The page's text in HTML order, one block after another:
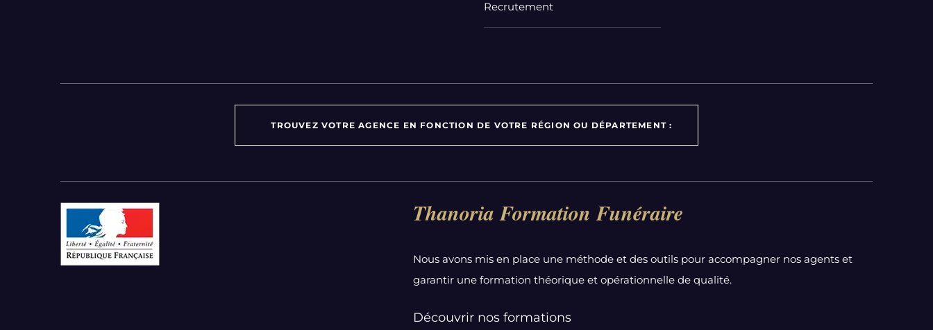
Recrutement
TROUVEZ VOTRE AGENCE EN FONCTION DE VOTRE RÉGION OU DÉPARTEMENT :
Par région :
Auvergne-Rhône-Alpes
Bourgogne-Franche-Comté
Par département :
Côte-d'Or
Thanoria Formation Funéraire
Nous avons mis en place une méthode et des outils pour accompagner nos agents et
garantir une formation théorique et opérationnelle de qualité.
Découvrir nos formations